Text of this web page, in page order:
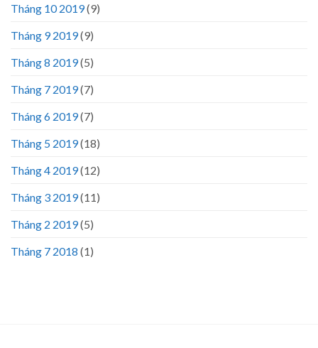
Tháng 10 2019(9)
Tháng 9 2019(9)
Tháng 8 2019(5)
Tháng 7 2019(7)
Tháng 6 2019(7)
Tháng 5 2019(18)
Tháng 4 2019(12)
Tháng 3 2019(11)
Tháng 2 2019(5)
Tháng 7 2018 (1)